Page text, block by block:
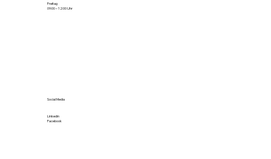
Freitag
09:00 – 12:00 Uhr
Social Media
Linkedin
Facebook